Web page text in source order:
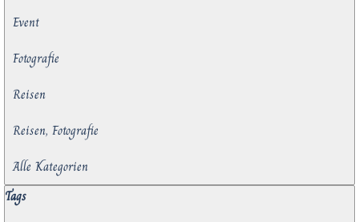
Event
Fotografie
Reisen
Reisen, Fotografie
Alle Kategorien
Block überspringen Tags
Tags